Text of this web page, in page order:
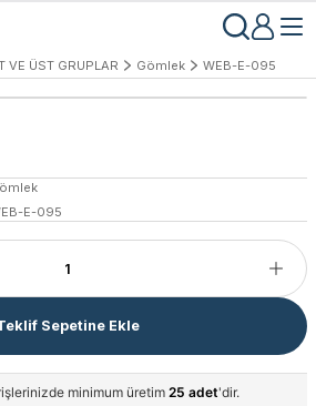
VE ÜST GRUPLAR Gömlek WEB-E-095
E-095
Sepetine Ekle
minimum üretim 25 adet'dir.